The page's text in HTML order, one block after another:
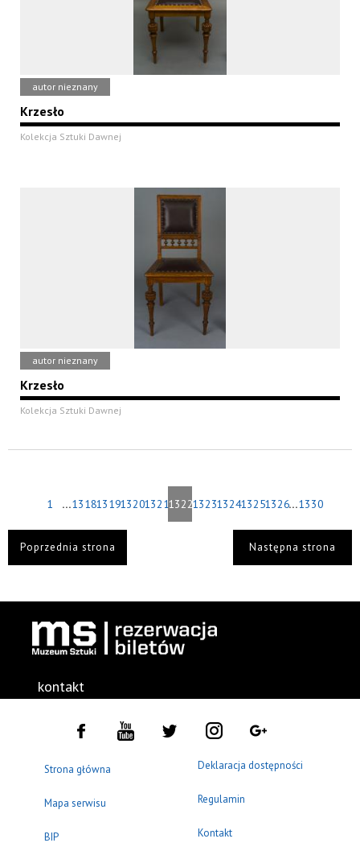
autor nieznany
Krzesło
Kolekcja Sztuki Dawnej
autor nieznany
Krzesło
Kolekcja Sztuki Dawnej
1 ...131813191320132113221323132413251326...1330
Poprzednia strona Następna strona
kontakt
Strona główna
Mapa serwisu
BIP
Deklaracja dostępności
Regulamin
Kontakt